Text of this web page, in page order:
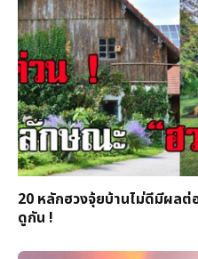
20 หลักฮวงจุ้ยบ้านไม่ดีมีผลต่
ดูกัน !